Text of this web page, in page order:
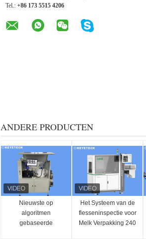
Tel.: +86 173 5515 4206
ANDERE PRODUCTEN
Nieuwste op
algoritmen
gebaseerde
Het Systeem van de
flesseninspectie voor
Melk Verpakking 240